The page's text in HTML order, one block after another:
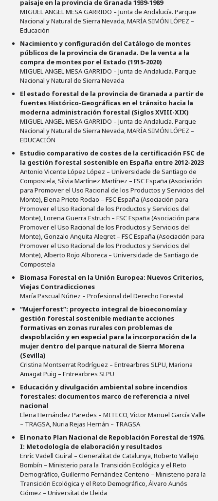
paisaje en la provincia de Granada 1939-1989
MIGUEL ANGEL MESA GARRIDO – Junta de Andalucía. Parque
Nacional y Natural de Sierra Nevada, MARÍA SIMÓN LÓPEZ –
Educación
Nacimiento y configuración del Catálogo de montes
públicos de la provincia de Granada. De la venta a la
compra de montes por el Estado (1915-2020)
MIGUEL ANGEL MESA GARRIDO – Junta de Andalucía. Parque
Nacional y Natural de Sierra Nevada
El estado forestal de la provincia de Granada a partir de
fuentes Histórico-Geográficas en el tránsito hacia la
moderna administración forestal (Siglos XVIII-XIX)
MIGUEL ANGEL MESA GARRIDO – Junta de Andalucía. Parque
Nacional y Natural de Sierra Nevada, MARÍA SIMÓN LÓPEZ –
EDUCACIÓN
Estudio comparativo de costes de la certificación FSC de
la gestión forestal sostenible en España entre 2012-2023
Antonio Vicente López López – Universidade de Santiago de
Compostela, Silvia Martínez Martínez – FSC España (Asociación
para Promover el Uso Racional de los Productos y Servicios del
Monte), Elena Prieto Rodao – FSC España (Asociación para
Promover el Uso Racional de los Productos y Servicios del
Monte), Lorena Guerra Estruch – FSC España (Asociación para
Promover el Uso Racional de los Productos y Servicios del
Monte), Gonzalo Anguita Alegret – FSC España (Asociación para
Promover el Uso Racional de los Productos y Servicios del
Monte), Alberto Rojo Alboreca – Universidade de Santiago de
Compostela
Biomasa Forestal en la Unión Europea: Nuevos Criterios,
Viejas Contradicciones
María Pascual Núñez – Profesional del Derecho Forestal
“Mujerforest”: proyecto integral de bioeconomía y
gestión forestal sostenible mediante acciones
formativas en zonas rurales con problemas de
despoblación y en especial para la incorporación de la
mujer dentro del parque natural de Sierra Morena
(Sevilla)
Cristina Montserrat Rodríguez – Entrearbres SLPU, Mariona
Amagat Puig – Entrearbres SLPU
Educación y divulgación ambiental sobre incendios
forestales: documentos marco de referencia a nivel
nacional
Elena Hernández Paredes – MITECO, Victor Manuel García Valle
– TRAGSA, Nuria Rejas Hernán – TRAGSA
El nonato Plan Nacional de Repoblación Forestal de 1976.
I: Metodología de elaboración y resultados
Enric Vadell Guiral – Generalitat de Catalunya, Roberto Vallejo
Bombín – Ministerio para la Transición Ecológica y el Reto
Demográfico, Guillermo Fernández Centeno – Ministerio para la
Transición Ecológica y el Reto Demográfico, Álvaro Aunós
Gómez – Universitat de Lleida